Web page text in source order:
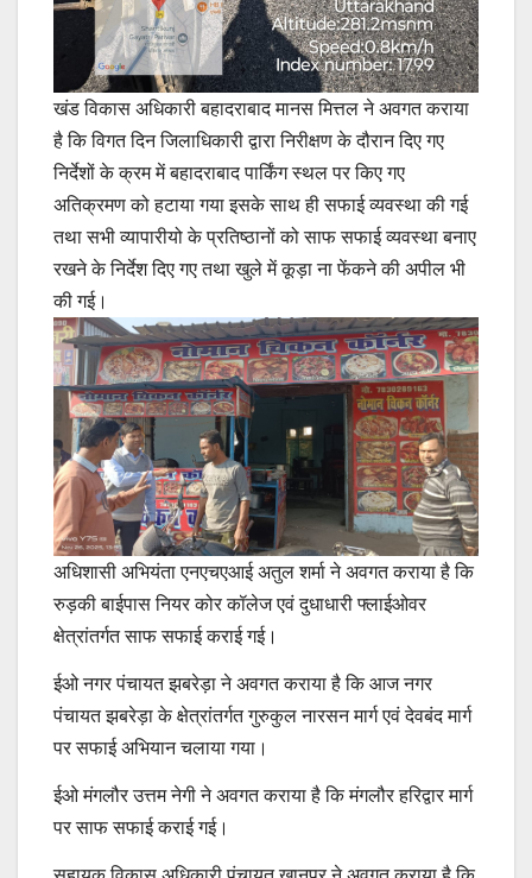
खंड विकास अधिकारी बहादराबाद मानस मित्तल ने अवगत कराया
है कि विगत दिन जिलाधिकारी द्वारा निरीक्षण के दौरान दिए गए
निर्देशों के क्रम में बहादराबाद पार्किंग स्थल पर किए गए
अतिक्रमण को हटाया गया इसके साथ ही सफाई व्यवस्था की गई
तथा सभी व्यापारीयो के प्रतिष्ठानों को साफ सफाई व्यवस्था बनाए
रखने के निर्देश दिए गए तथा खुले में कूड़ा ना फेंकने की अपील भी
की गई।
अधिशासी अभियंता एनएचएआई अतुल शर्मा ने अवगत कराया है कि
रुड़की बाईपास नियर कोर कॉलेज एवं दुधाधारी फ्लाईओवर
क्षेत्रांतर्गत साफ सफाई कराई गई।
ईओ नगर पंचायत झबरेड़ा ने अवगत कराया है कि आज नगर
पंचायत झबरेड़ा के क्षेत्रांतर्गत गुरुकुल नारसन मार्ग एवं देवबंद मार्ग
पर सफाई अभियान चलाया गया।
ईओ मंगलौर उत्तम नेगी ने अवगत कराया है कि मंगलौर हरिद्वार मार्ग
पर साफ सफाई कराई गई।